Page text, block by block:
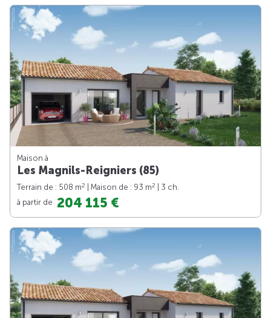
Maison à
Les Magnils-Reigniers (85)
Terrain de : 508 m2 | Maison de : 93 m2
| 3 ch.
à partir de 204 115 €